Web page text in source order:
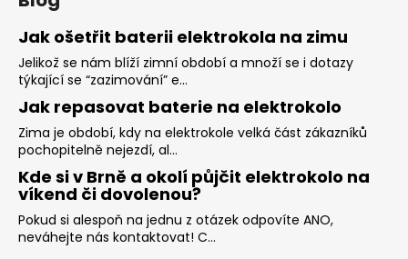
Jak ošetřit baterii elektrokola na zimu
Jelikož se nám blíží zimní období a množí se i dotazy
týkající se “zazimování” e...
Jak repasovat baterie na elektrokolo
Zima je období, kdy na elektrokole velká část zákazníků
pochopitelně nejezdí, al...
Kde si v Brně a okolí půjčit elektrokolo na
víkend či dovolenou?
Pokud si alespoň na jednu z otázek odpovíte ANO,
neváhejte nás kontaktovat! C...